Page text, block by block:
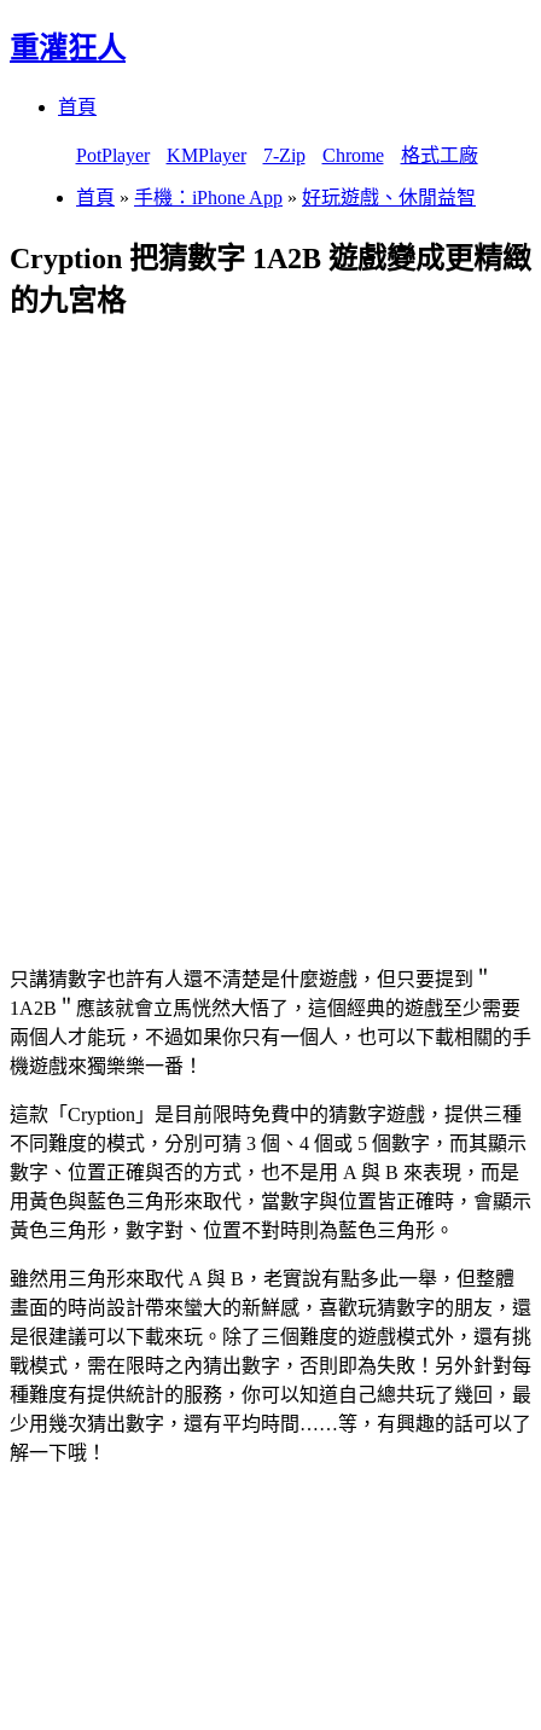
重灌狂人
首頁
PotPlayer KMPlayer 7-Zip Chrome 格式工廠
首頁 » 手機：iPhone App » 好玩遊戲、休閒益智
Cryption 把猜數字 1A2B 遊戲變成更精緻
的九宮格
只講猜數字也許有人還不清楚是什麼遊戲，但只要提到＂
1A2B＂應該就會立馬恍然大悟了，這個經典的遊戲至少需要
兩個人才能玩，不過如果你只有一個人，也可以下載相關的手
機遊戲來獨樂樂一番！
這款「Cryption」是目前限時免費中的猜數字遊戲，提供三種
不同難度的模式，分別可猜 3 個、4 個或 5 個數字，而其顯示
數字、位置正確與否的方式，也不是用 A 與 B 來表現，而是
用黃色與藍色三角形來取代，當數字與位置皆正確時，會顯示
黃色三角形，數字對、位置不對時則為藍色三角形。
雖然用三角形來取代 A 與 B，老實說有點多此一舉，但整體
畫面的時尚設計帶來蠻大的新鮮感，喜歡玩猜數字的朋友，還
是很建議可以下載來玩。除了三個難度的遊戲模式外，還有挑
戰模式，需在限時之內猜出數字，否則即為失敗！另外針對每
種難度有提供統計的服務，你可以知道自己總共玩了幾回，最
少用幾次猜出數字，還有平均時間……等，有興趣的話可以了
解一下哦！